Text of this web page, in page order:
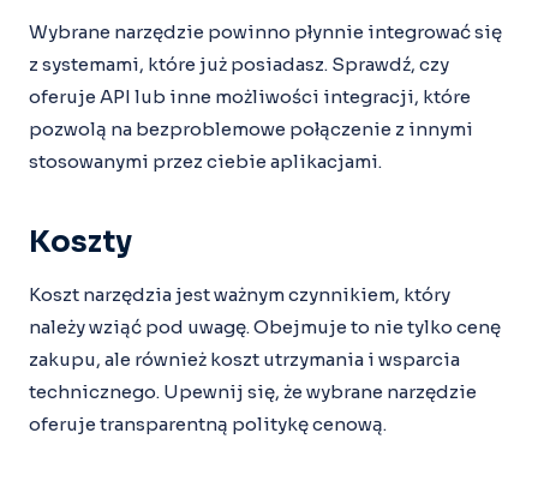
Wybrane narzędzie powinno płynnie integrować się
z systemami, które już posiadasz. Sprawdź, czy
oferuje API lub inne możliwości integracji, które
pozwolą na bezproblemowe połączenie z innymi
stosowanymi przez ciebie aplikacjami.
Koszty
Koszt narzędzia jest ważnym czynnikiem, który
należy wziąć pod uwagę. Obejmuje to nie tylko cenę
zakupu, ale również koszt utrzymania i wsparcia
technicznego. Upewnij się, że wybrane narzędzie
oferuje transparentną politykę cenową.